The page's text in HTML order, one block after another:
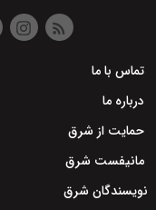
تماس با ما
درباره ما
حمایت از شرق
مانیفست شرق
نویسندگان شرق